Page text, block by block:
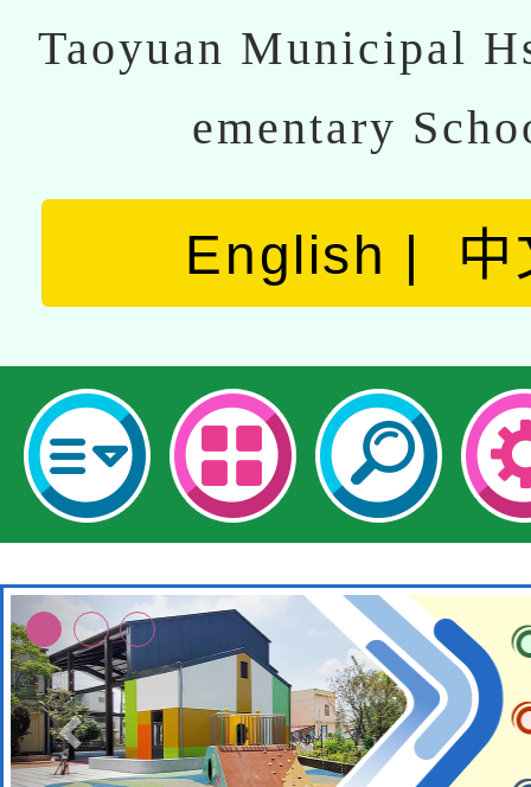
Taoyuan Municipal
ementary
English 中